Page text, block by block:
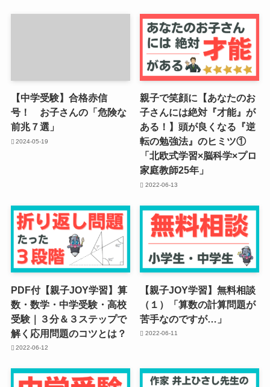
【中学受験】合格赤信
号！ お子さんの「危険な
前兆７選」
2024-05-19
親子で笑顔に【あなたのお
子さんには絶対『才能』が
ある！】頭が良くなる『逆
転の勉強法』のヒミツ①
「北欧式学習×脳科学×プロ
家庭教師25年」
2022-06-13
PDF付【親子JOY学習】算
数・数学・中学受験・高校
受験｜３分＆３ステップで
解く応用問題のコツとは？
2022-06-12
【親子JOY学習】無料相談
（１）「算数の計算問題が
苦手なのですが…」
2022-06-11